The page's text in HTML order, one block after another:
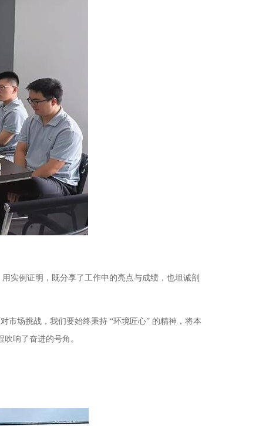
实例证明，既分享了工作中的亮点与成绩，也坦诚剖
场挑战，我们要始终秉持 “环境匠心” 的精神，将本
响了奋进的号角。